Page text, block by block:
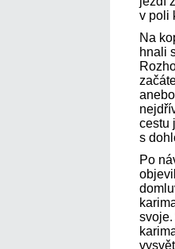
v poli
Na
hnali
cestu
s
Po
svoje.